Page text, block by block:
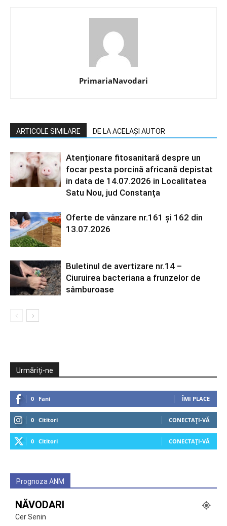
PrimariaNavodari
ARTICOLE SIMILARE DE LA ACELAȘI AUTOR
Atenționare fitosanitară despre un
focar pesta porcină africană depistat
in data de 14.07.2026 in Localitatea
Satu Nou, jud Constanța
Oferte de vânzare nr.161 și 162 din
13.07.2026
Buletinul de avertizare nr.14 –
Ciuruirea bacteriana a frunzelor de
sâmburoase
Urmăriți-ne
0 Fani ÎMI PLACE
0 Cititori CONECTAȚI-VĂ
0 Cititori CONECTAȚI-VĂ
Prognoza ANM
NĂVODARI
Cer Senin